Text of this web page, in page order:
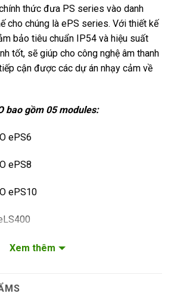
thức đưa PS series vào danh
cho chúng là ePS series. Với thiết kế
bảo tiêu chuẩn IP54 và hiệu suất
tốt, sẽ giúp cho công nghệ âm thanh
cận được các dự án nhạy cảm về
bao gồm 05 modules:
ePS6
ePS8
ePS10
Watts
Xem thêm